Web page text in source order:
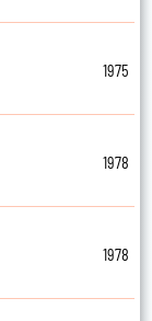
1975
1978
1978